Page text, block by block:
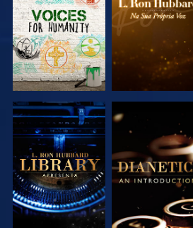
SÉRIE
SÉRIE
EXPLORAR A
SÉRIE
EXPLORAR A
SÉRIE